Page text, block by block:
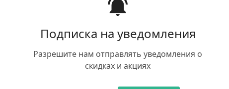
Подписка на уведомления
Разрешите нам отправлять уведомления о
скидках и акциях
ФРЕЗИ ДЛЯ ЗРОЩУВАННЯ —